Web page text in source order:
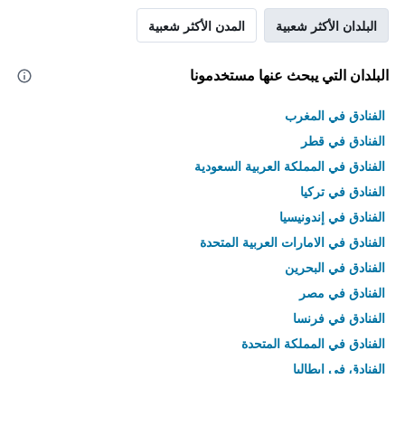
البلدان الأكثر شعبية المدن الأكثر شعبية
البلدان التي يبحث عنها مستخدمونا
الفنادق في المغرب
الفنادق في قطر
الفنادق في المملكة العربية السعودية
الفنادق في تركيا
الفنادق في إندونيسيا
الفنادق في الامارات العربية المتحدة
الفنادق في البحرين
الفنادق في مصر
الفنادق في فرنسا
الفنادق في المملكة المتحدة
الفنادق في إيطاليا